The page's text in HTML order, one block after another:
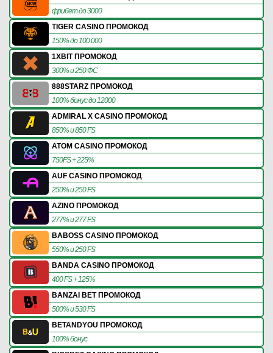
фрибет до 3000
TIGER CASINO ПРОМОКОД
150% до 100 000
1XBIT ПРОМОКОД
300% и 250 ФС
888STARZ ПРОМОКОД
100% бонус до 12000
ADMIRAL X CASINO ПРОМОКОД
850% и 850 FS
ATOM CASINO ПРОМОКОД
750FS + 225%
AUF CASINO ПРОМОКОД
250% и 250 FS
AZINO ПРОМОКОД
277% и 277 FS
BABOSS CASINO ПРОМОКОД
550% и 250 FS
BANDA CASINO ПРОМОКОД
400 FS + 125%
BANZAI BET ПРОМОКОД
500% и 530 FS
BETANDYOU ПРОМОКОД
100% бонус